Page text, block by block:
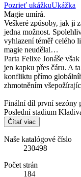
Pozrieť ukážkuUkážka
Magie umírá.
Veškeré způsoby, jak ji
jedna možnost.
vyhlazení téměř celého
magie neudělal…
Parta Felixe Jonáše
jen kapku přes čáru. A
konfliktu přímo
zhmotněním
Finální díl první sezóny
Poslední stadium
Čítať viac
Naše katalógové číslo
230498
Počet strán
184